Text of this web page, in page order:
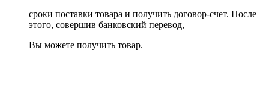
сроки поставки товара и получить договор-счет. После
этого, совершив банковский перевод,
Вы можете получить товар.